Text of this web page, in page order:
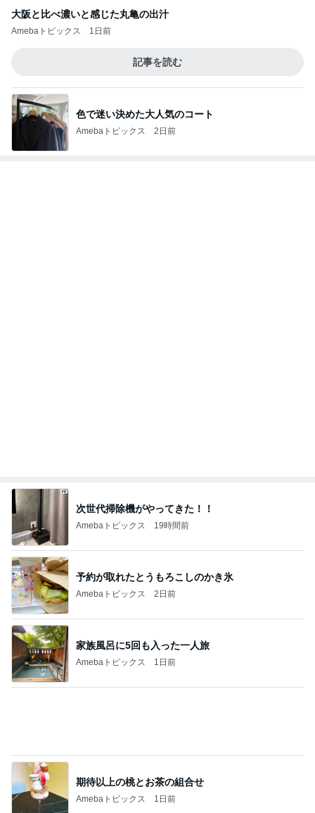
大阪と比べ濃いと感じた丸亀の出汁
Amebaトピックス 1日前
記事を読む
色で迷い決めた大人気のコート
Amebaトピックス 2日前
息子が感動したホテルのヒレステーキ
Amebaトピックス
記事を読む